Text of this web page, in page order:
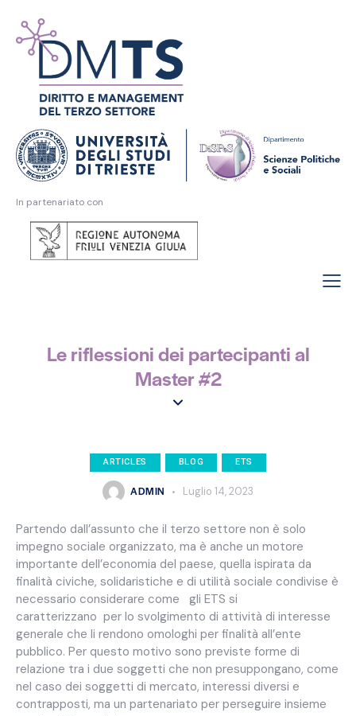
In partenariato con
Le riflessioni dei partecipanti al
Master #2
ARTICLES BLOG ETS
ADMIN Luglio 14, 2023
Partendo dall’assunto che il terzo settore non è solo
impegno sociale organizzato, ma è anche un motore
importante dell’economia del paese, quella ispirata da
finalità civiche, solidaristiche e di utilità sociale condivise è
necessario considerare come gli ETS si
caratterizzano per lo svolgimento di attività di interesse
generale che li rendono omologhi per finalità all’ente
pubblico. Per questo motivo sono previste forme di
relazione tra i due soggetti che non presuppongano, come
nel caso dei soggetti di mercato, interessi diversi e
contrapposti, ma un partenariato per perseguire insieme